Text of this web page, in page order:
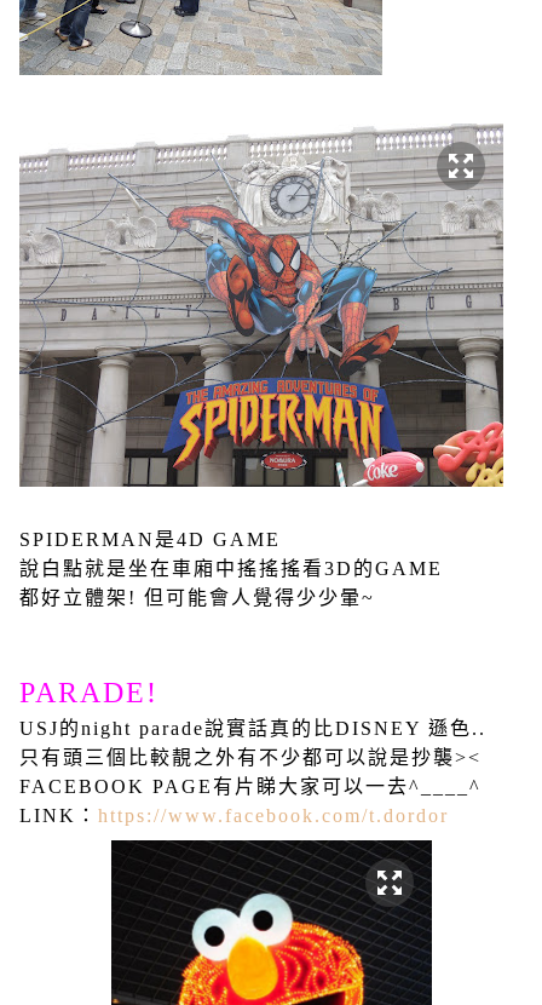
SPIDERMAN是4D GAME
說白點就是坐在車廂中搖搖搖看3D的GAME
都好立體架! 但可能會人覺得少少暈~
PARADE!
USJ的night parade說實話真的比DISNEY 遜色..
只有頭三個比較靚之外有不少都可以說是抄襲><
FACEBOOK PAGE有片睇大家可以一去^____^
LINK： https://www.facebook.com/t.dordor